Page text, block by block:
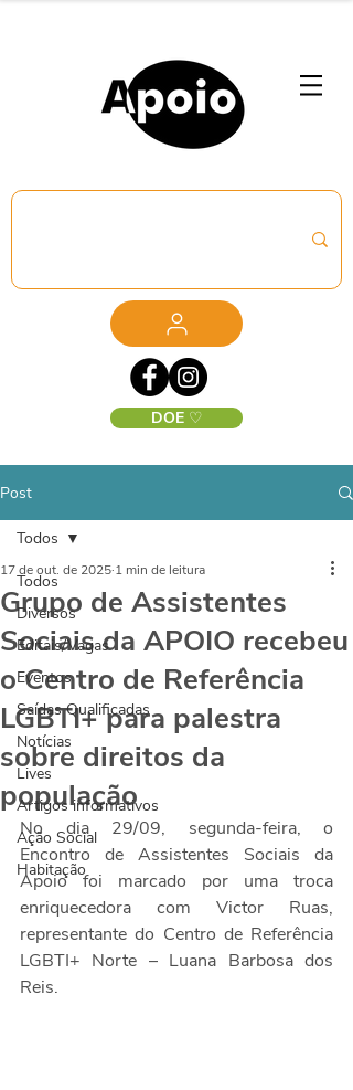
DOE ♡
Post
Todos
Diversos
Editais/Vagas
Eventos
Saídas Qualificadas
Notícias
Lives
Artigos informativos
Ação Social
Habitação
Todos
Grupo de Assistentes
Sociais da APOIO recebeu
o Centro de Referência
LGBTI+ para palestra
sobre direitos da
população
17 de out. de 2025 1 min de leitura
No dia 29/09, segunda-feira, o
Encontro de Assistentes Sociais da
Apoio foi marcado por uma troca
enriquecedora com Victor Ruas,
representante do Centro de Referência
LGBTI+ Norte – Luana Barbosa dos
Reis.